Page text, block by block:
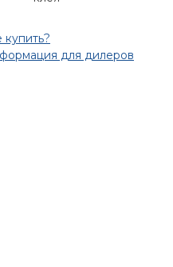
купить?
для дилеров